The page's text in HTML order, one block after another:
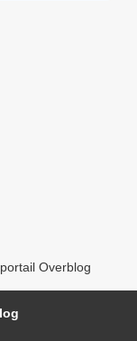
Overblog